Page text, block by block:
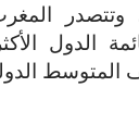
وتتصدر
الدول
المتوسط